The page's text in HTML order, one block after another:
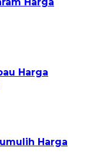
Harga
Harga